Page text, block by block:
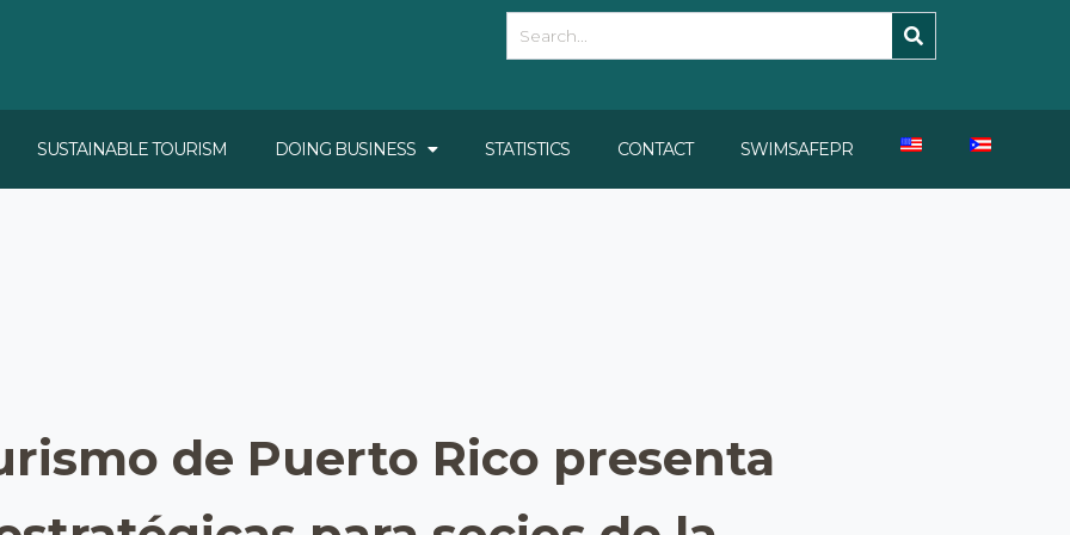
SUSTAINABLE TOURISM DOING BUSINESS STATISTICS CONTACT SWIMSAFEPR
de Puerto Rico presenta